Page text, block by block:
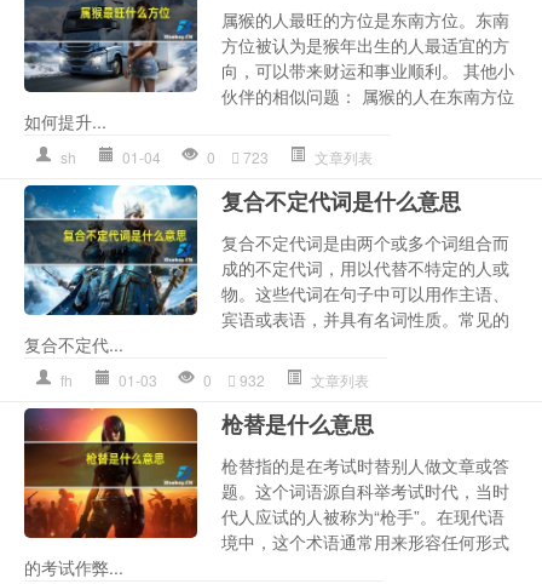
属猴的人最旺的方位是东南方位。东南
方位被认为是猴年出生的人最适宜的方
向，可以带来财运和事业顺利。 其他小
伙伴的相似问题： 属猴的人在东南方位
如何提升...
sh 01-04 0 723 文章列表
复合不定代词是什么意思
复合不定代词是由两个或多个词组合而
成的不定代词，用以代替不特定的人或
物。这些代词在句子中可以用作主语、
宾语或表语，并具有名词性质。常见的
复合不定代...
fh 01-03 0 932 文章列表
枪替是什么意思
枪替指的是在考试时替别人做文章或答
题。这个词语源自科举考试时代，当时
代人应试的人被称为“枪手”。在现代语
境中，这个术语通常用来形容任何形式
的考试作弊...